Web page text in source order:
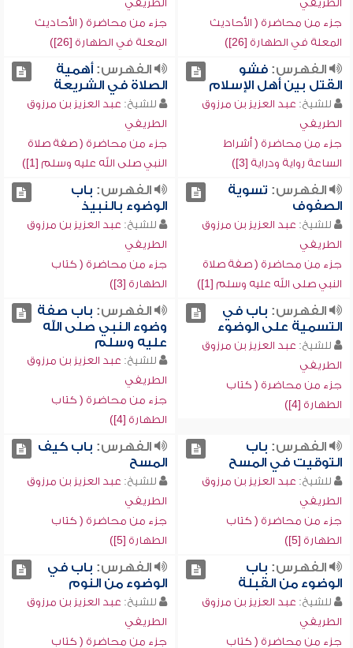
الطريفي
جزء من محاضرة ( الأحاديث
المعلة في الطهارة [26])
الطريفي
جزء من محاضرة ( الأحاديث
المعلة في الطهارة [26])
الفهرس:فشو
القتل بين أهل الإسلام
للشيخ: عبد العزيز بن مرزوق
الطريفي
جزء من محاضرة ( أشراط
الساعة رواية ودراية [3])
الفهرس:أهمية
الصلاة في الشريعة
للشيخ: عبد العزيز بن مرزوق
الطريفي
جزء من محاضرة ( صفة صلاة
النبي صلى الله عليه وسلم [1])
الفهرس: تسوية
الصفوف
للشيخ: عبد العزيز بن مرزوق
الطريفي
جزء من محاضرة ( صفة صلاة
النبي صلى الله عليه وسلم [1])
الفهرس: باب
الوضوء بالنبيذ
للشيخ: عبد العزيز بن مرزوق
الطريفي
جزء من محاضرة ( كتاب
الطهارة [3])
الفهرس: باب في
التسمية على الوضوء
للشيخ: عبد العزيز بن مرزوق
الطريفي
جزء من محاضرة ( كتاب
الطهارة [4])
الفهرس: باب صفة
وضوء النبي صلى الله
عليه وسلم
للشيخ: عبد العزيز بن مرزوق
الطريفي
جزء من محاضرة ( كتاب
الطهارة [4])
الفهرس: باب
التوقيت في المسح
للشيخ: عبد العزيز بن مرزوق
الطريفي
جزء من محاضرة ( كتاب
الطهارة [5])
الفهرس: باب كيف
المسح
للشيخ: عبد العزيز بن مرزوق
الطريفي
جزء من محاضرة ( كتاب
الطهارة [5])
الفهرس: باب
الوضوء من القبلة
للشيخ: عبد العزيز بن مرزوق
الطريفي
جزء من محاضرة ( كتاب
الفهرس: باب في
الوضوء من النوم
للشيخ: عبد العزيز بن مرزوق
الطريفي
جزء من محاضرة ( كتاب